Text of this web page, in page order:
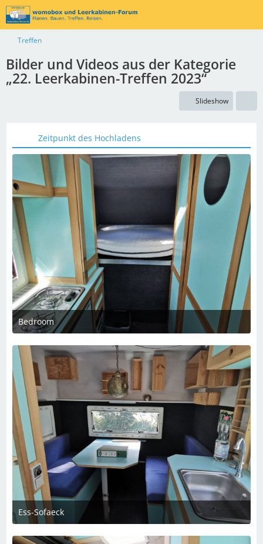
Treffen
Bilder und Videos aus der Kategorie
„22. Leerkabinen-Treffen 2023“
Slideshow
Zeitpunkt des Hochladens
Bedroom
2. Dezember 2023 um 21:03
Ess-Sofaeck
2. Dezember 2023 um 21:03